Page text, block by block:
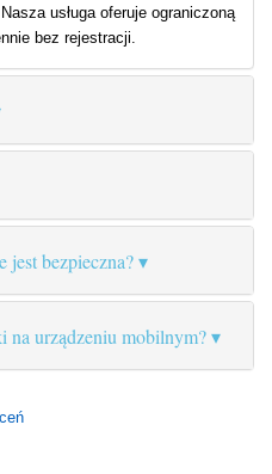
usługa oferuje ograniczoną
bez rejestracji.
bezpieczna?
na urządzeniu mobilnym?